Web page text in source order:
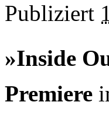
Publiziert
»Inside
Premiere